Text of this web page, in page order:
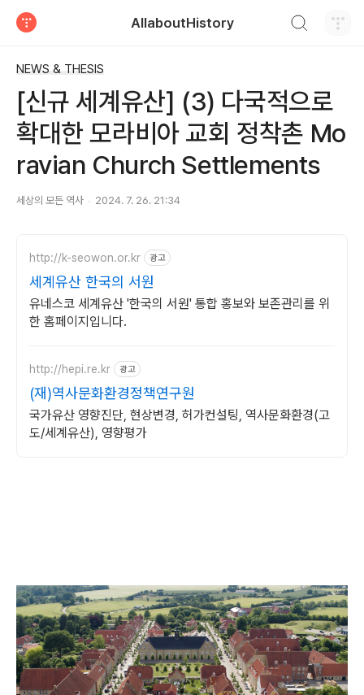
AllaboutHistory
NEWS & THESIS
[신규 세계유산] (3) 다국적으로
확대한 모라비아 교회 정착촌 Mo
ravian Church Settlements
세상의 모든 역사 2024. 7. 26. 21:34
http://k-seowon.or.kr 광고
세계유산 한국의 서원
유네스코 세계유산 '한국의 서원' 통합 홍보와 보존관리를 위
한 홈페이지입니다.
http://hepi.re.kr 광고
(재)역사문화환경정책연구원
국가유산 영향진단, 현상변경, 허가컨설팅, 역사문화환경(고
도/세계유산), 영향평가